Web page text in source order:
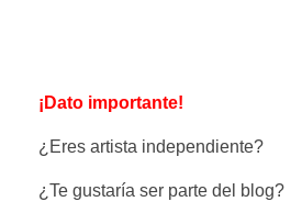
¡Dato importante!
¿Eres artista independiente?
¿Te gustaría ser parte del blog?